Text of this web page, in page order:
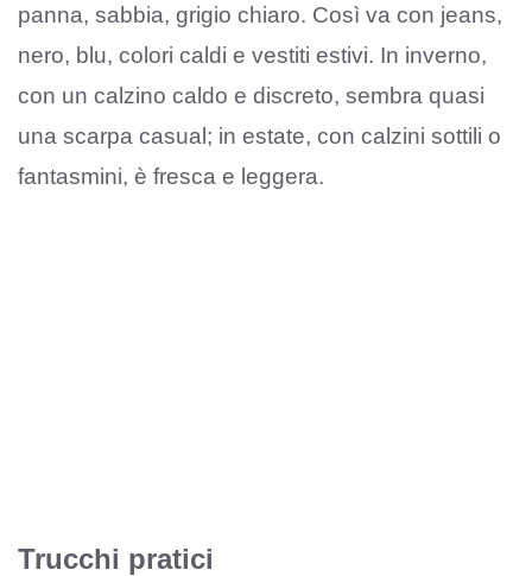
panna, sabbia, grigio chiaro. Così va con jeans,
nero, blu, colori caldi e vestiti estivi. In inverno,
con un calzino caldo e discreto, sembra quasi
una scarpa casual; in estate, con calzini sottili o
fantasmini, è fresca e leggera.
Trucchi pratici